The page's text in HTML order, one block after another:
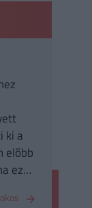
ki a
előbb
ez
a